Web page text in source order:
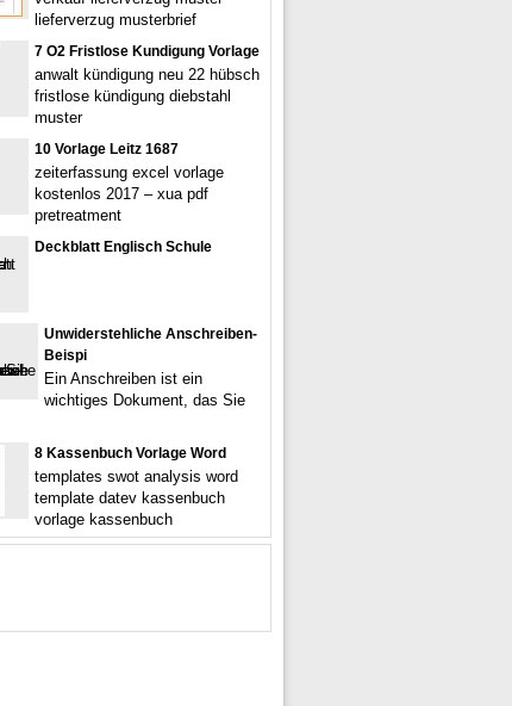
lieferverzug musterbrief
7 O2 Fristlose Kundigung Vorlage
anwalt kündigung neu 22 hübsch
fristlose kündigung diebstahl
muster
10 Vorlage Leitz 1687
zeiterfassung excel vorlage
kostenlos 2017 – xua pdf
pretreatment
Deckblatt Englisch Schule
Unwiderstehliche Anschreiben-
Beispi
Ein Anschreiben ist ein
wichtiges Dokument, das Sie
8 Kassenbuch Vorlage Word
templates swot analysis word
template datev kassenbuch
vorlage kassenbuch